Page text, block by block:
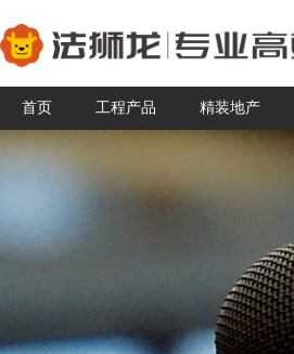
首页 工程产品 精装地产